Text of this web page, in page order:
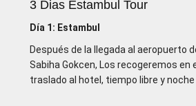
3 Dias Estambul Tour
Día 1: Estambul
Después de la llegada al aeropuerto
Sabiha Gokcen, Los recogeremos en
traslado al hotel, tiempo libre y noche